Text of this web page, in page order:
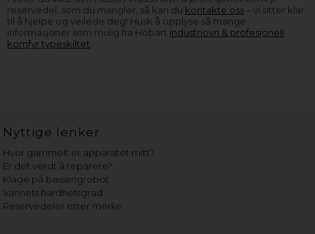
reservedel, som du mangler, så kan du kontakte oss– vi sitter klar
til å hjelpe og veilede deg! Husk å opplyse så mange
informasjoner som mulig fra Hobart industriovn & profesjonell
komfyr typeskiltet.
Nyttige lenker
Hvor gammelt er apparatet mitt?
Er det verdt å reparere?
Klage på bassengrobot
Vannets hardhetsgrad
Reservedeler etter merke